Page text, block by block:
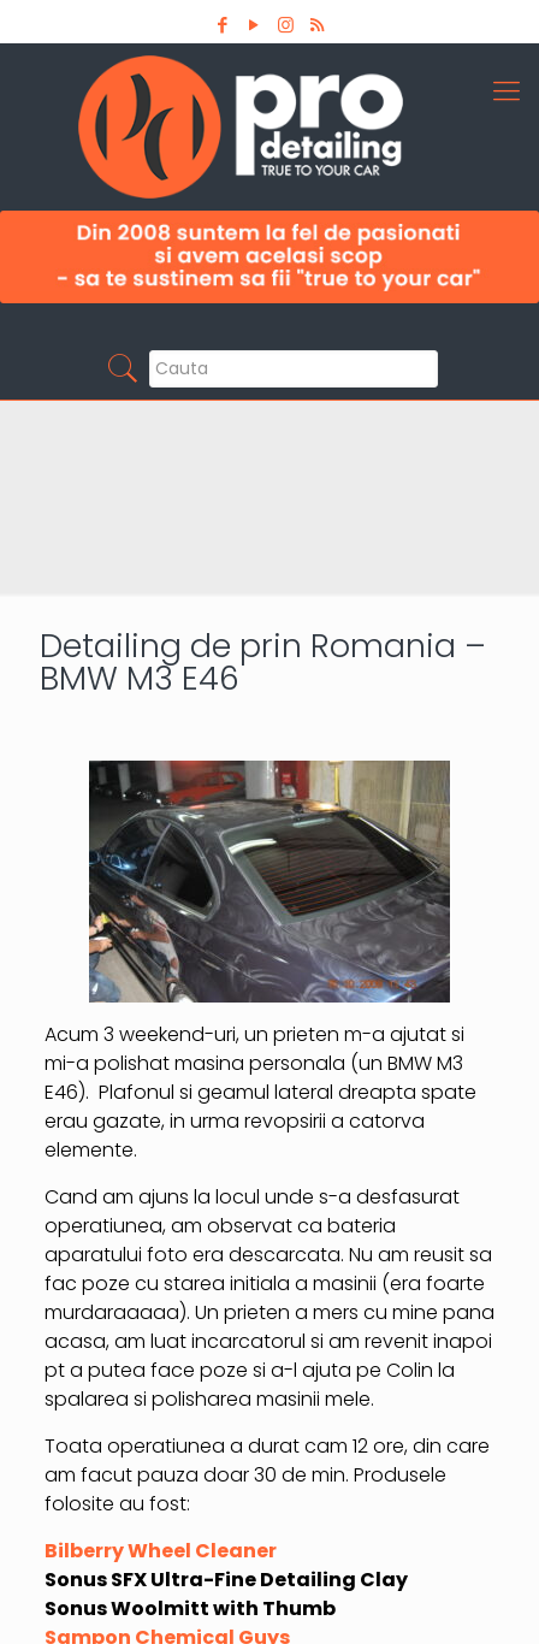
Detailing de prin Romania –
BMW M3 E46
Acum 3 weekend-uri, un prieten m-a ajutat si
mi-a polishat masina personala (un BMW M3
E46). Plafonul si geamul lateral dreapta spate
erau gazate, in urma revopsirii a catorva
elemente.
Cand am ajuns la locul unde s-a desfasurat
operatiunea, am observat ca bateria
aparatului foto era descarcata. Nu am reusit sa
fac poze cu starea initiala a masinii (era foarte
murdaraaaaa). Un prieten a mers cu mine pana
acasa, am luat incarcatorul si am revenit inapoi
pt a putea face poze si a-l ajuta pe Colin la
spalarea si polisharea masinii mele.
Toata operatiunea a durat cam 12 ore, din care
am facut pauza doar 30 de min. Produsele
folosite au fost:
Bilberry Wheel Cleaner
Sonus SFX Ultra-Fine Detailing Clay
Sonus Woolmitt with Thumb
Sampon Chemical Guys
Aboneaza-te la newsletter
Pro Detailing
Sunt primul care afla noutatile din domeniu la